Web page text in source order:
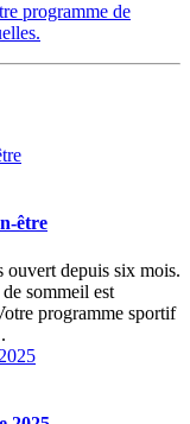
programme de
être
ouvert depuis six mois.
sommeil est
programme sportif